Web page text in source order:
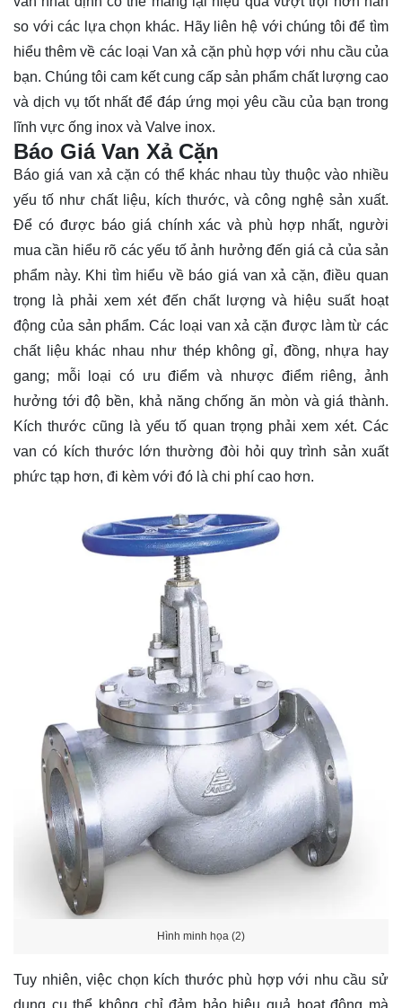
so với các lựa chọn khác. Hãy liên hệvới chúng tôi để tìm
hiểu thêm về các loại Van xả cặn phù hợp với nhu cầu của
bạn. Chúng tôi cam kết cung cấp sản phẩm chất lượng cao
và dịch vụ tốt nhất để đáp ứng mọi yêu cầu của bạn trong
lĩnh vực ống inox và Valve inox.
Báo Giá Van Xả Cặn
Báo giá van xả cặn có thể khác nhau tùy thuộc vào nhiều
yếu tố như chất liệu, kích thước, và công nghệ sản xuất.
Để có được báo giá chính xác và phù hợp nhất, người
mua cần hiểu rõ các yếu tố ảnh hưởng đến giá cả của sản
phẩm này. Khi tìm hiểu về báo giá van xả cặn, điều quan
trọng là phải xem xét đến chất lượng và hiệu suất hoạt
động của sản phẩm. Các loại van xả cặn được làm từ các
chất liệu khác nhau như thép không gỉ, đồng, nhựa hay
gang; mỗi loại có ưu điểm và nhược điểm riêng, ảnh
hưởng tới độ bền, khả năng chống ăn mòn và giá thành.
Kích thước cũng là yếu tố quan trọng phải xem xét. Các
van có kích thước lớn thường đòi hỏi quy trình sản xuất
phức tạp hơn, đi kèm với đó là chi phí cao hơn.
Hình minh họa (2)
Tuy nhiên, việc chọn kích thước phù hợp với nhu cầu sử
dụng cụ thể không chỉ đảm bảo hiệu quả hoạt động mà